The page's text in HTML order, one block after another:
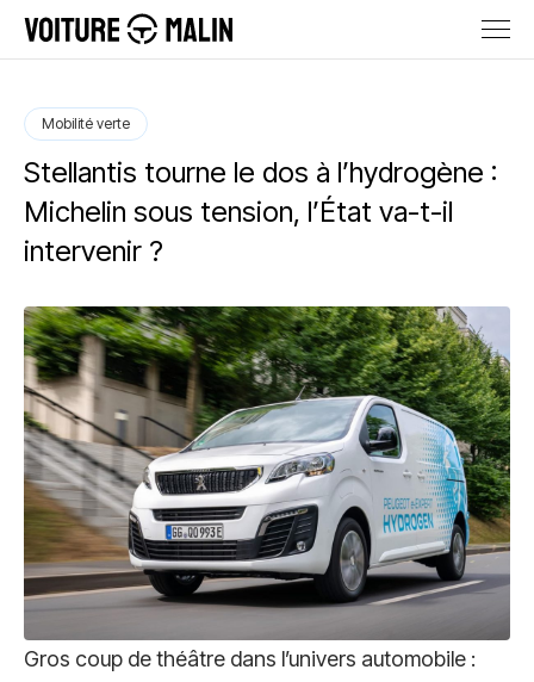
Mobilité verte
Stellantis tourne le dos à l’hydrogène :
Michelin sous tension, l’État va-t-il
intervenir ?
Gros coup de théâtre dans l’univers automobile :